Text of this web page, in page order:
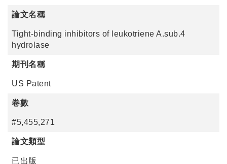
論文名稱
Tight-binding inhibitors of leukotriene A.sub.4
hydrolase
期刊名稱
US Patent
卷數
#5,455,271
論文類型
已出版